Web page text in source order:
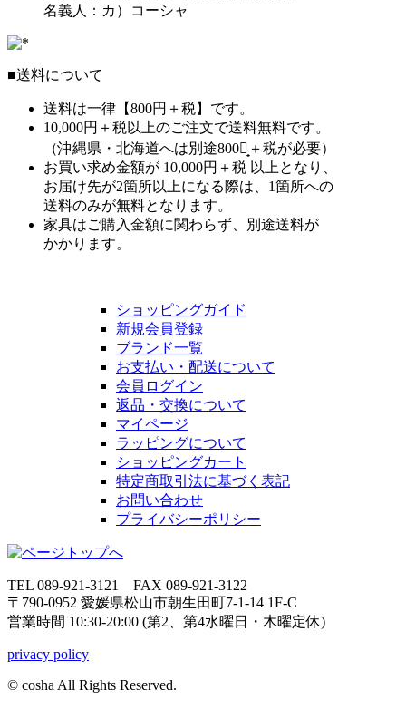
名義人：カ）コーシャ
■送料について
送料は一律【800円＋税】です。
10,000円＋税以上のご注文で送料無料です。
（沖縄県・北海道へは別途800円̟＋税が必要）
お買い求め金額が 10,000円＋税 以上となり、
お届け先が2箇所以上になる際は、1箇所への
送料のみが無料となります。
家具はご購入金額に関わらず、別途送料が
かかります。
ショッピングガイド
新規会員登録
ブランド一覧
お支払い・配送について
会員ログイン
返品・交換について
マイページ
ラッピングについて
ショッピングカート
特定商取引法に基づく表記
お問い合わせ
プライバシーポリシー
TEL 089-921-3121 FAX 089-921-3122
〒790-0952 愛媛県松山市朝生田町7-1-14 1F-C
営業時間 10:30-20:00 (第2、第4水曜日・木曜定休)
privacy policy
© cosha All Rights Reserved.